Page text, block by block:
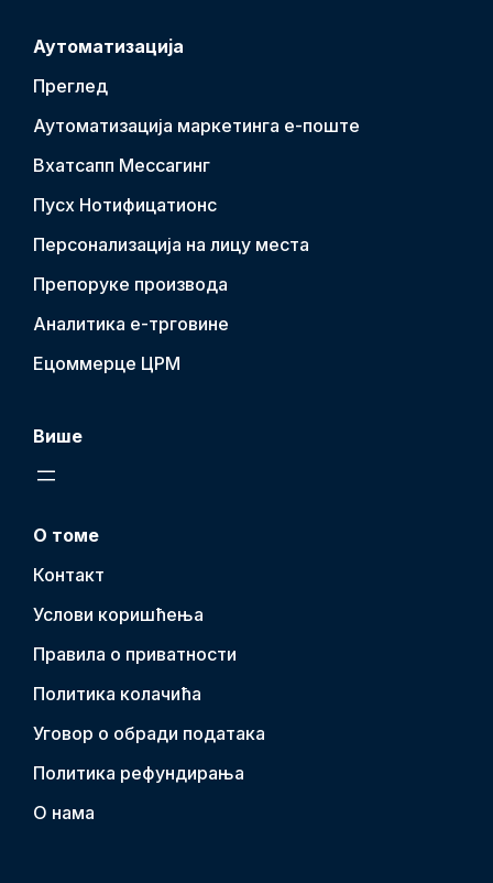
Аутоматизација
Преглед
Аутоматизација маркетинга е-поште
Вхатсапп Мессагинг
Пусх Нотифицатионс
Персонализација на лицу места
Препоруке производа
Аналитика е-трговине
Ецоммерце ЦРМ
Више
О томе
Контакт
Услови коришћења
Правила о приватности
Политика колачића
Уговор о обради података
Политика рефундирања
О нама